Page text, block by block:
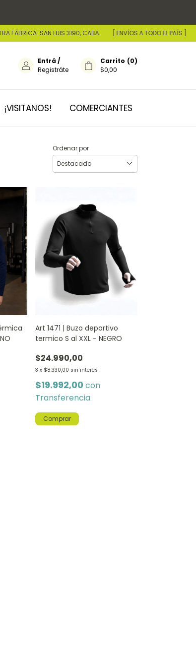
FÁBRICA: SAN LUIS 3190, CABA. [ ENVÍOS A TODO EL PAÍS ]
Entrá/
Registráte
Carrito (0)
$0,00
¡VISITANOS! COMERCIANTES
Ordenar por
Art 1471 | Buzo deportivo
termico S al XXL - NEGRO
$24.990,00
3 x $8.330,00 sin interés
$19.992,00 con
Transferencia
Comprar